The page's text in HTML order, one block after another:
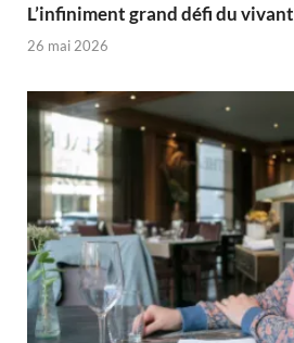
L’infiniment grand défi du vivant
26 mai 2026